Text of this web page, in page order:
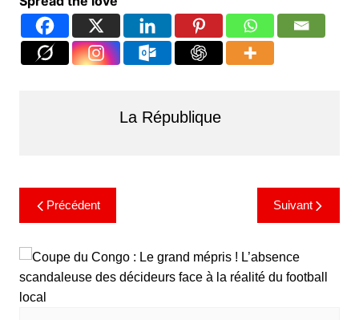
La République
Précédent Suivant